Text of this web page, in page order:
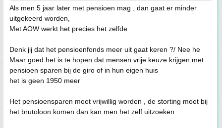
Als men 5 jaar later met pensioen mag , dan gaat er minder
uitgekeerd worden,
Met AOW werkt het precies het zelfde
Denk jij dat het pensioenfonds meer uit gaat keren ?/ Nee he
Maar goed het is te hopen dat mensen vrije keuze krijgen met
pensioen sparen bij de giro of in hun eigen huis
het is geen 1950 meer
Het pensioensparen moet vrijwillig worden , de storting moet bij
het brutoloon komen dan kan men het zelf uitzoeken